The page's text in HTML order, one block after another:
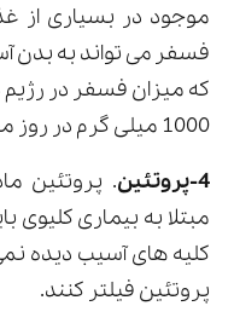
موجود در بسیاری از
فسفر می تواند به
1000 میلی گرم در روز محدود شود.
4-پروتئین
. پروتئین
مبتلا به بیماری کلیوی
کلیه های آسیب دیده نمی
پروتئین فیلتر کنند.